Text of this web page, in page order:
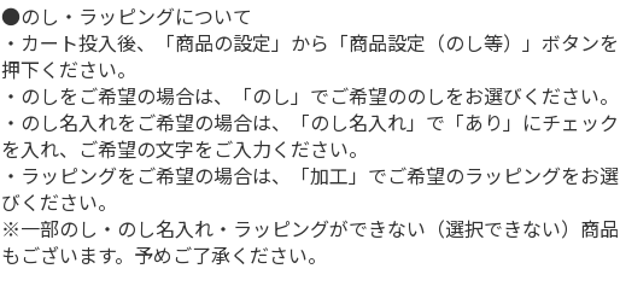
●のし・ラッピングについて
・カート投入後、「商品の設定」から「商品設定（のし等）」ボタンを
押下ください。
・のしをご希望の場合は、「のし」でご希望ののしをお選びください。
・のし名入れをご希望の場合は、「のし名入れ」で「あり」にチェック
を入れ、ご希望の文字をご入力ください。
・ラッピングをご希望の場合は、「加工」でご希望のラッピングをお選
びください。
※一部のし・のし名入れ・ラッピングができない（選択できない）商品
もございます。予めご了承ください。